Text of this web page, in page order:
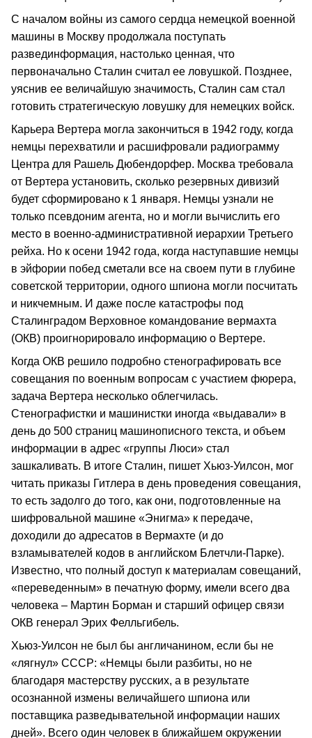
С началом войны из самого сердца немецкой военной
машины в Москву продолжала поступать
развединформация, настолько ценная, что
первоначально Сталин считал ее ловушкой. Позднее,
уяснив ее величайшую значимость, Сталин сам стал
готовить стратегическую ловушку для немецких войск.
Карьера Вертера могла закончиться в 1942 году, когда
немцы перехватили и расшифровали радиограмму
Центра для Рашель Дюбендорфер. Москва требовала
от Вертера установить, сколько резервных дивизий
будет сформировано к 1 января. Немцы узнали не
только псевдоним агента, но и могли вычислить его
место в военно-административной иерархии Третьего
рейха. Но к осени 1942 года, когда наступавшие немцы
в эйфории побед сметали все на своем пути в глубине
советской территории, одного шпиона могли посчитать
и никчемным. И даже после катастрофы под
Сталинградом Верховное командование вермахта
(ОКВ) проигнорировало информацию о Вертере.
Когда ОКВ решило подробно стенографировать все
совещания по военным вопросам с участием фюрера,
задача Вертера несколько облегчилась.
Стенографистки и машинистки иногда «выдавали» в
день до 500 страниц машинописного текста, и объем
информации в адрес «группы Люси» стал
зашкаливать. В итоге Сталин, пишет Хьюз-Уилсон, мог
читать приказы Гитлера в день проведения совещания,
то есть задолго до того, как они, подготовленные на
шифровальной машине «Энигма» к передаче,
доходили до адресатов в Вермахте (и до
взламывателей кодов в английском Блетчли-Парке).
Известно, что полный доступ к материалам совещаний,
«переведенным» в печатную форму, имели всего два
человека – Мартин Борман и старший офицер связи
ОКВ генерал Эрих Фелльгибель.
Хьюз-Уилсон не был бы англичанином, если бы не
«лягнул» СССР: «Немцы были разбиты, но не
благодаря мастерству русских, а в результате
осознанной измены величайшего шпиона или
поставщика разведывательной информации наших
дней». Всего один человек в ближайшем окружении